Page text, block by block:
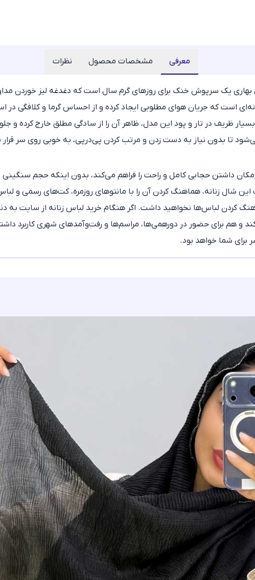
معرفی مشخصات محصول نظرات
یک سرپوش خنک برای روزهای گرم سال است که دغدغه لیز خوردن
است که جریان هوای مطلوبی ایجاد کرده و از احساس گرما و کلافگی در
ظریف در تار و پود این مدل، ظاهر آن را از سادگی مطلق خارج کرده
تا بدون نیاز به دست زدن و مرتب کردن پی‌درپی، به خوبی روی سر قرار
داشتن حجابی کامل و راحت را فراهم می‌کند، بدون اینکه حجم سنگینی
این شال زنانه، هماهنگ کردن آن را با مانتوهای روزمره، کت‌های رسمی و
کردن لباس‌ها نخواهید داشت. اگر هنگام خرید لباس زنانه از سایت به
و هم برای حضور در دورهمی‌ها، مراسم‌ها و رفت‌وآمدهای شهری کاربرد
برای شما خواهد بود.